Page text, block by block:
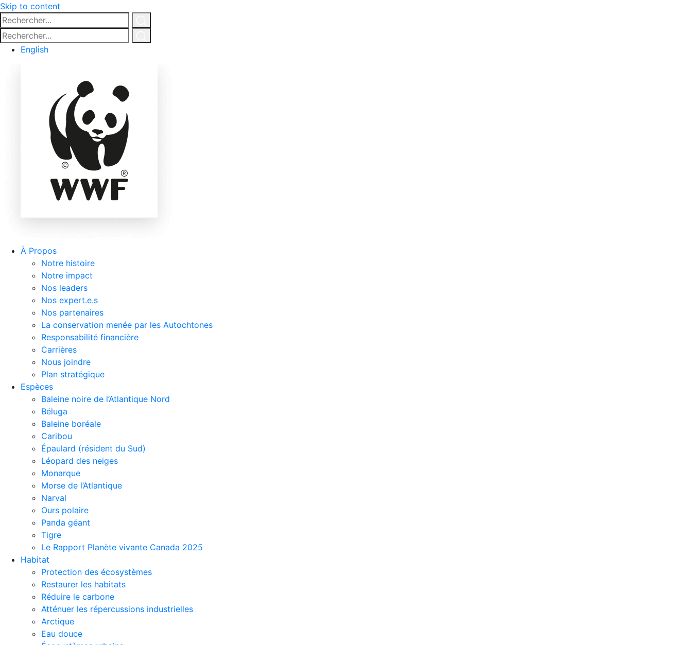
Skip to content
Rechercher...
Click
for
Rechercher...
English
À Propos
Notre histoire
Notre impact
Nos leaders
Nos expert.e.s
Nos partenaires
La conservation menée par les Autochtones
Responsabilité financière
Carrières
Nous joindre
Plan stratégique
Espèces
Baleine noire de l’Atlantique Nord
Béluga
Baleine boréale
Caribou
Épaulard (résident du Sud)
Léopard des neiges
Monarque
Morse de l’Atlantique
Narval
Ours polaire
Panda géant
Tigre
Le Rapport Planète vivante Canada 2025
Habitat
Protection des écosystèmes
Restaurer les habitats
Réduire le carbone
Atténuer les répercussions industrielles
Arctique
Eau douce